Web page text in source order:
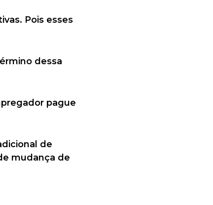
Pois esses
dessa
pague
de
mudança de